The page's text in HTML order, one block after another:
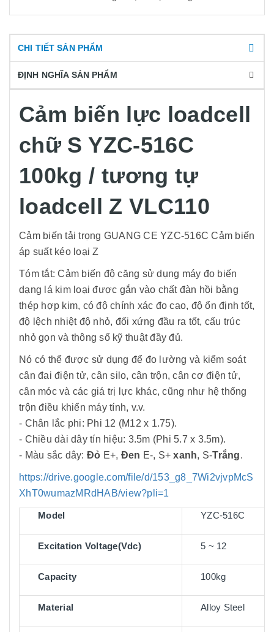
CHI TIẾT SẢN PHẨM
ĐỊNH NGHĨA SẢN PHẨM
Cảm biến lực loadcell
chữ S YZC-516C
100kg / tương tự
loadcell Z VLC110
Cảm biến tải trọng GUANG CE YZC-516C Cảm biến
áp suất kéo loại Z
Tóm tắt: Cảm biến độ căng sử dụng máy đo biến
dạng lá kim loại được gắn vào chất đàn hồi bằng
thép hợp kim, có độ chính xác đo cao, độ ổn định tốt,
độ lệch nhiệt độ nhỏ, đối xứng đầu ra tốt, cấu trúc
nhỏ gọn và thông số kỹ thuật đầy đủ.
Nó có thể được sử dụng để đo lường và kiểm soát
cân đai điện tử, cân silo, cân trộn, cân cơ điện tử,
cân móc và các giá trị lực khác, cũng như hệ thống
trộn điều khiển máy tính, v.v.
- Chân lắc phi: Phi 12 (M12 x 1.75).
- Chiều dài dây tín hiệu: 3.5m (Phi 5.7 x 3.5m).
- Màu sắc dây: Đỏ E+, Đen E-, S+xanh, S-Trắng.
https://drive.google.com/file/d/153_g8_7Wi2vjvpMcS
XhT0wumazMRdHAB/view?pli=1
Model YZC-516C
Excitation Voltage(Vdc) 5 ~ 12
Capacity 100kg
Material Alloy Steel